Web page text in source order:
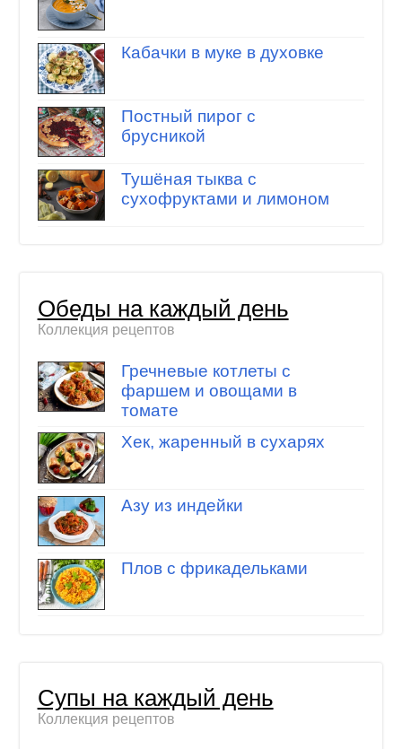
Кабачки в муке в духовке
Постный пирог с
брусникой
Тушёная тыква с
сухофруктами и лимоном
Обеды на каждый день
Коллекция рецептов
Гречневые котлеты с
фаршем и овощами в
томате
Хек, жаренный в сухарях
Азу из индейки
Плов с фрикадельками
Супы на каждый день
Коллекция рецептов